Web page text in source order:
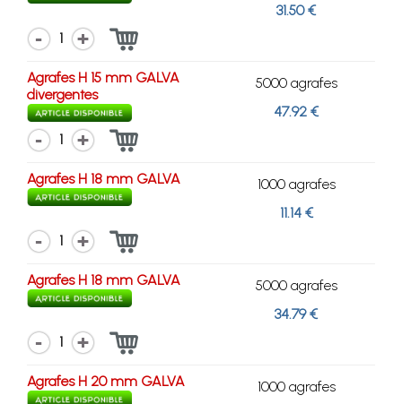
31.50 €
1
Agrafes H 15 mm GALVA
divergentes
5000 agrafes
47.92 €
1
Agrafes H 18 mm GALVA
1000 agrafes
11.14 €
1
Agrafes H 18 mm GALVA
5000 agrafes
34.79 €
1
Agrafes H 20 mm GALVA
1000 agrafes